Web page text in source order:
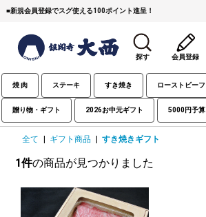
■新規会員登録でスグ使える100ポイント進呈！
探す
すき焼き 焼 肉
会員登録
焼 肉 ステーキ すき焼き ローストビーフ
贈り物・ギフト 2026お中元ギフト 5000円予算
全て | ギフト商品 | すき焼きギフト
1件の商品が見つかりました